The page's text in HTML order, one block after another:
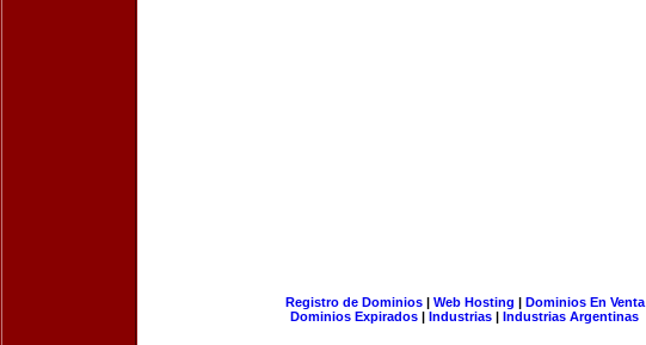
Registro de Dominios| Web Hosting | Dominios En Venta
Dominios Expirados | Industrias | Industrias Argentinas